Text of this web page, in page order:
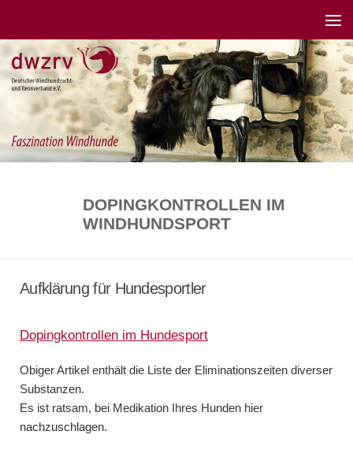
DOPINGKONTROLLEN IM
WINDHUNDSPORT
Aufklärung für Hundesportler
Dopingkontrollen im Hundesport
Obiger Artikel enthält die Liste der Eliminationszeiten diverser
Substanzen.
Es ist ratsam, bei Medikation Ihres Hunden hier
nachzuschlagen.